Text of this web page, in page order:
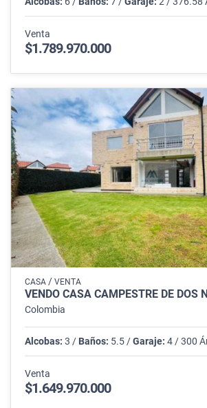
Venta
$1.789.970.000
CASA / VENTA
Colombia
Alcobas: 3 / Baños: 5.5 /Garaje: 4 / 300
Venta
$1.649.970.000